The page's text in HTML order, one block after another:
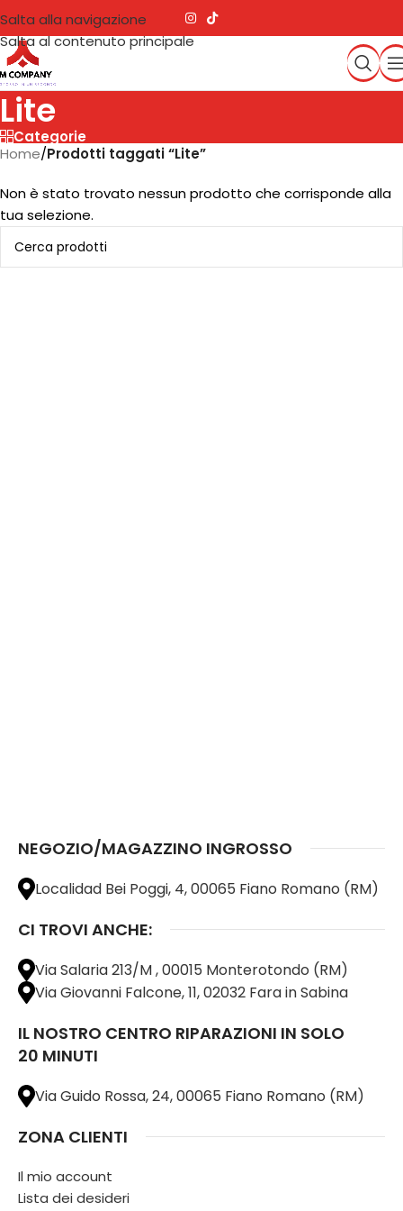
Salta alla navigazione
Salta al contenuto principale
Lite
Categorie
Home/Prodotti taggati “Lite”
Non è stato trovato nessun prodotto che corrisponde alla
tua selezione.
NEGOZIO/MAGAZZINO INGROSSO
Localidad Bei Poggi, 4, 00065 Fiano Romano (RM)
CI TROVI ANCHE:
Via Salaria 213/M , 00015 Monterotondo (RM)
Via Giovanni Falcone, 11, 02032 Fara in Sabina
IL NOSTRO CENTRO RIPARAZIONI IN SOLO
20 MINUTI
Via Guido Rossa, 24, 00065 Fiano Romano (RM)
ZONA CLIENTI
Il mio account
Lista dei desideri